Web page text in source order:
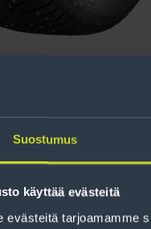
Suostumus
käyttää evästeitä
evästeitä tarjoamamme